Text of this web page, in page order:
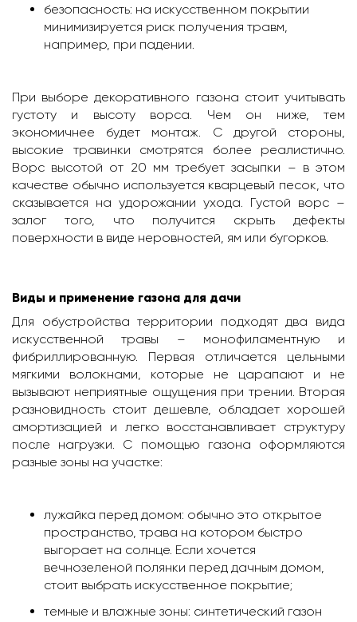
безопасность: на искусственном покрытии
минимизируется риск получения травм,
например, при падении.
При выборе декоративного газона стоит учитывать
густоту и высоту ворса. Чем он ниже, тем
экономичнее будет монтаж. С другой стороны,
высокие травинки смотрятся более реалистично.
Ворс высотой от 20 мм требует засыпки – в этом
качестве обычно используется кварцевый песок, что
сказывается на удорожании ухода. Густой ворс –
залог того, что получится скрыть дефекты
поверхности в виде неровностей, ям или бугорков.
Виды и применение газона для дачи
Для обустройства территории подходят два вида
искусственной травы – монофиламентную и
фибриллированную. Первая отличается цельными
мягкими волокнами, которые не царапают и не
вызывают неприятные ощущения при трении. Вторая
разновидность стоит дешевле, обладает хорошей
амортизацией и легко восстанавливает структуру
после нагрузки. С помощью газона оформляются
разные зоны на участке:
лужайка перед домом: обычно это открытое
пространство, трава на котором быстро
выгорает на солнце. Если хочется
вечнозеленой полянки перед дачным домом,
стоит выбрать искусственное покрытие;
темные и влажные зоны: синтетический газон